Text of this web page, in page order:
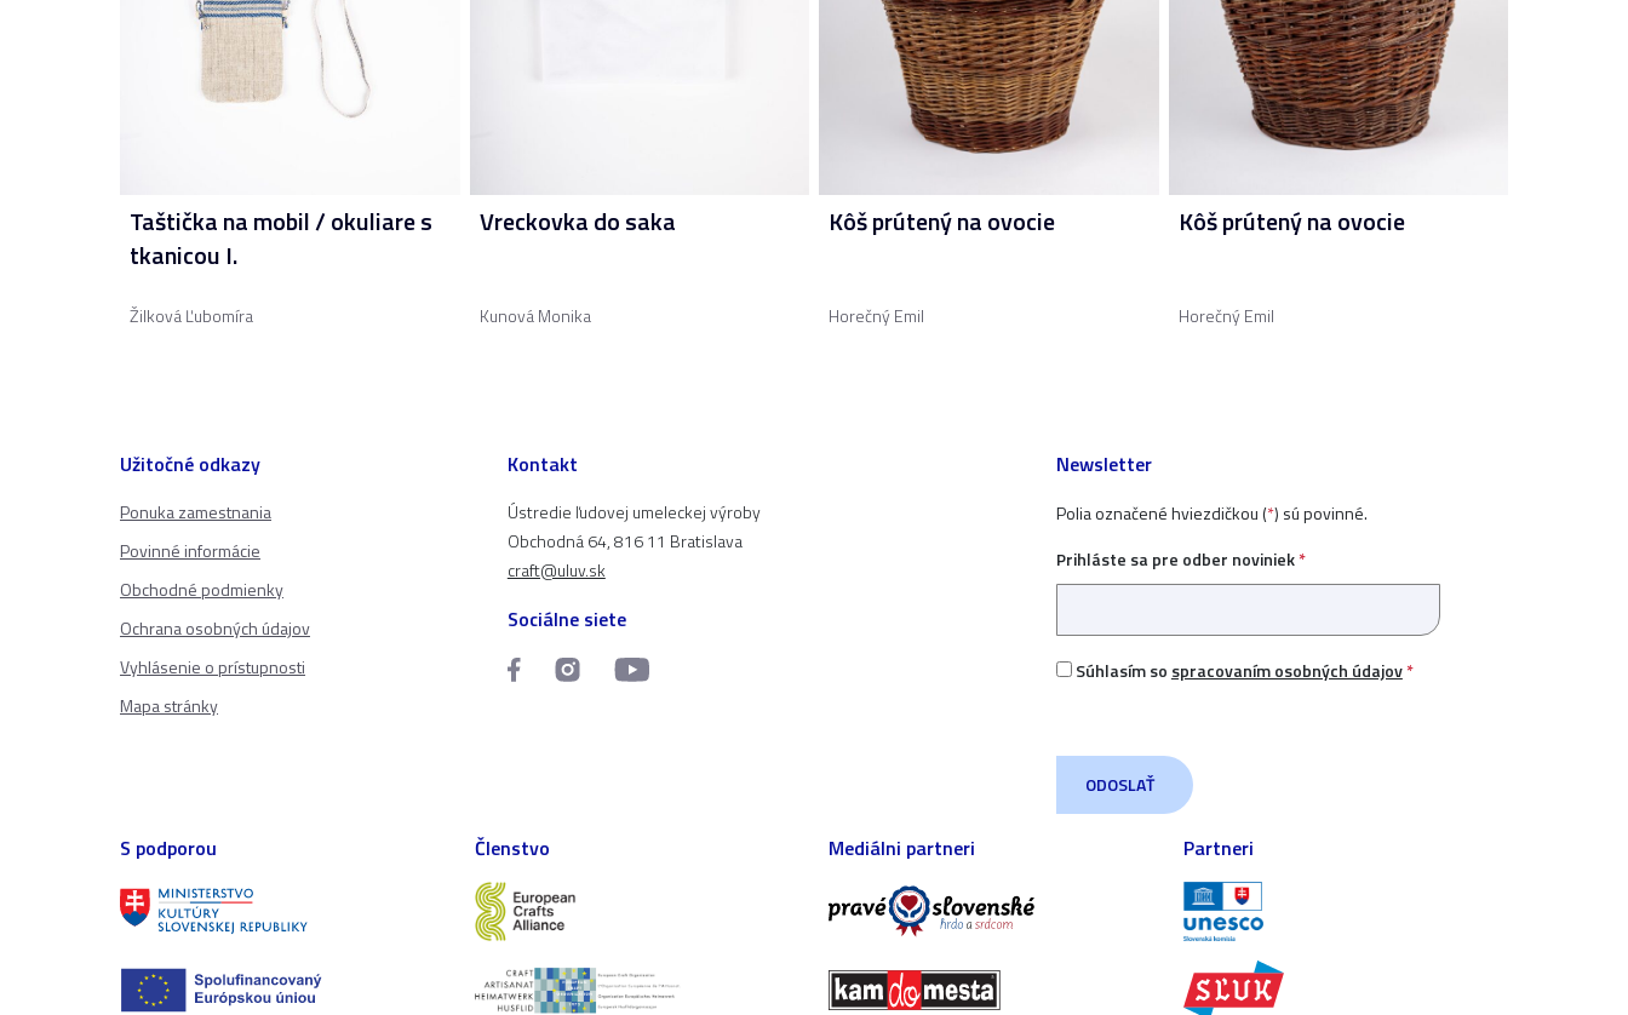
Taštička na mobil / okuliare s
tkanicou I.
Žilková Ľubomíra
Vreckovka do saka
Kunová Monika
Kôš prútený na ovocie
Horečný Emil
Kôš prútený na ovocie
Horečný Emil
Užitočné odkazy
Ponuka zamestnania
Povinné informácie
Obchodné podmienky
Ochrana osobných údajov
Vyhlásenie o prístupnosti
Mapa stránky
Kontakt
Ústredie ľudovej umeleckej výroby
Obchodná 64, 816 11 Bratislava
craft@uluv.sk
Sociálne siete
Newsletter
Polia označené hviezdičkou (*) sú povinné.
Prihláste sa pre odber noviniek*
Súhlasím so spracovaním osobných údajov*
S podporou Členstvo Mediálni partneri Partneri